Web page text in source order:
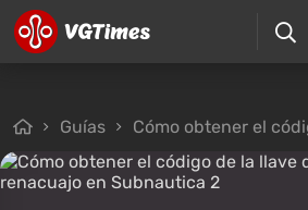
Guías Cómo obtener el código de la llave de las